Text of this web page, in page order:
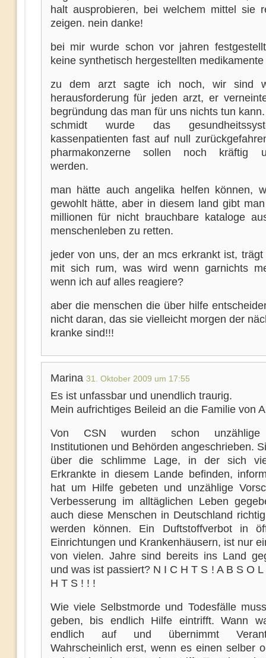
halt ausprobieren, bei welchem mittel sie
zeigen. nein danke!
bei mir wurde schon vor jahren
keine synthetisch hergestellten
zu dem arzt sagte ich noch, wir sind
herausforderung für jeden arzt, er
begründung das man für uns nichts tun
schmidt wurde das
kassenpatienten fast auf null
pharmakonzerne sollen noch kräftig
werden.
man hätte auch angelika helfen können,
gewohlt hätte, aber in diesem land gibt
millionen für nicht brauchbare kataloge
menschenleben zu retten.
jeder von uns, der an mcs erkrankt ist,
mit sich rum, was wird wenn garnichts
wenn ich auf alles reagiere?
aber die menschen die über hilfe
nicht daran, das sie vielleicht morgen der
kranke sind!!!
Marina 31. Oktober 2009 um 17:55
Es ist unfassbar und unendlich traurig.
Mein aufrichtiges Beileid an die Familie von
Von CSN wurden schon unzählige
Institutionen und Behörden angeschrieben.
über die schlimme Lage, in der sich
Erkrankte in diesem Lande befinden,
hat um Hilfe gebeten und unzählige
Verbesserung im alltäglichen Leben
auch diese Menschen in Deutschland
werden können. Ein Duftstoffverbot in
Einrichtungen und Krankenhäusern, ist nur
von vielen. Jahre sind bereits ins Land
und was ist passiert? N I C H T S ! A B S O
H T S ! ! !
Wie viele Selbstmorde und Todesfälle
geben, bis endlich Hilfe eintrifft. Wann
endlich auf und übernimmt
Wahrscheinlich erst, wenn es einen selber